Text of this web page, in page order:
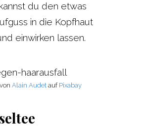
du den etwas
in die Kopfhaut
einwirken lassen.
Alain Audet auf Pixabay